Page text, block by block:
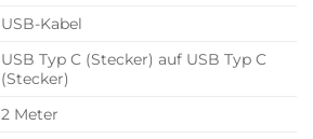
USB-Kabel
USB Typ C (Stecker) auf USB Typ C
(Stecker)
2 Meter